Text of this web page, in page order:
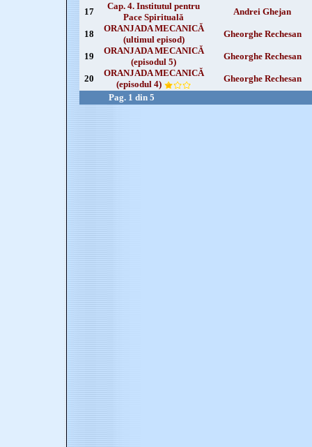
17
Cap. 4. Institutul pentru
Pace Spirituală
Andrei Ghejan
18
ORANJADA MECANICĂ
(ultimul episod)
Gheorghe Rechesan
19
ORANJADA MECANICĂ
(episodul 5)
Gheorghe Rechesan
20
ORANJADA MECANICĂ
(episodul 4)
Gheorghe Rechesan
Pag. 1 din 5